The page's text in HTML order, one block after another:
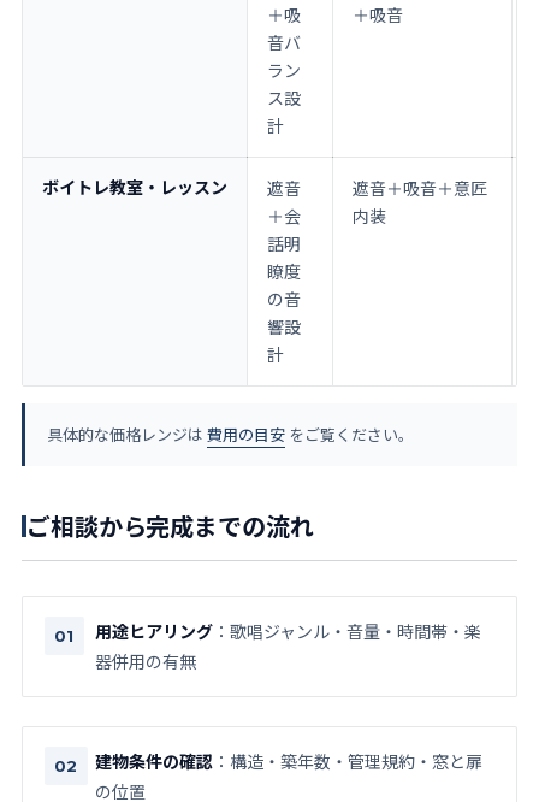
＋吸
音バ
ラン
ス設
計
＋吸音
ボイトレ教室・レッスン
遮音
＋会
話明
瞭度
の音
響設
計
遮音＋吸音＋意匠
内装
具体的な価格レンジは 費用の目安をご覧ください。
ご相談から完成までの流れ
用途ヒアリング：歌唱ジャンル・音量・時間帯・楽
器併用の有無
建物条件の確認 ：構造・築年数・管理規約・窓と扉
の位置